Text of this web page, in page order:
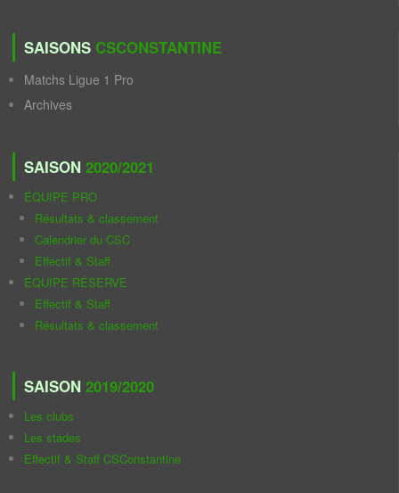
SAISONS CSCONSTANTINE
Matchs Ligue 1 Pro
Archives
SAISON 2020/2021
ÉQUIPE PRO
Résultats & classement
Calendrier du CSC
Effectif & Staff
ÉQUIPE RÉSERVE
Effectif & Staff
Résultats & classement
SAISON 2019/2020
Les clubs
Les stades
Effectif & Staff CSConstantine